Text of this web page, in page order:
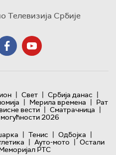
Телевизија Србије
| Свет | Србија данас |
| Мерила времена | Рат
вести | Сматрачница |
2026
| Тенис | Одбојка |
| Ауто-мото | Остали
РТС